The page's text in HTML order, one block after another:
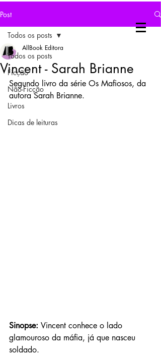
Post
Todos os posts
Ficção
Não-Ficção
Livros
Dicas de leituras
Todos os posts
Vincent - Sarah Brianne
AllBook Editora
Segundo livro da série Os Mafiosos, da
autora Sarah Brianne.
Sinopse: Vincent conhece o lado
glamouroso da máfia, já que nasceu
soldado.